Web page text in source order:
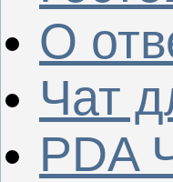
О
Чат
PDA